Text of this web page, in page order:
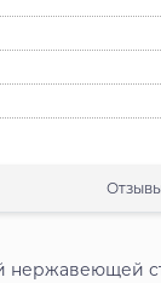
нержавеющей